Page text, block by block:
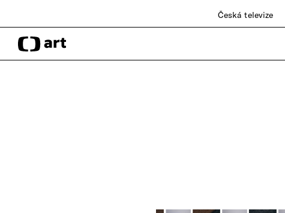
Česká televize